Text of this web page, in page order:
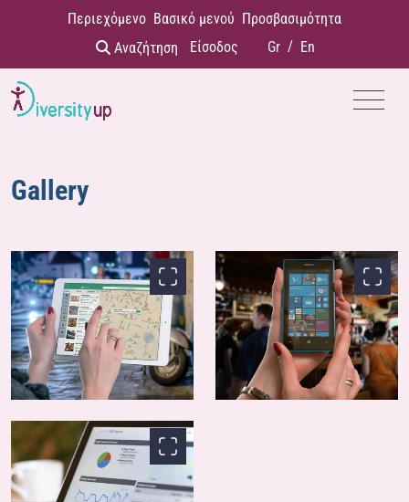
Παράκαμψη προς το περιεχόμενο
Περιεχόμενο Βασικό μενού Προσβασιμότητα
Αναζήτηση
Είσοδος Gr / En
Gallery